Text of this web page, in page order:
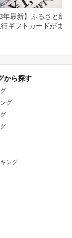
年最新】ふるさと納
行ギフトカードがまだ
から探す
グ
ング